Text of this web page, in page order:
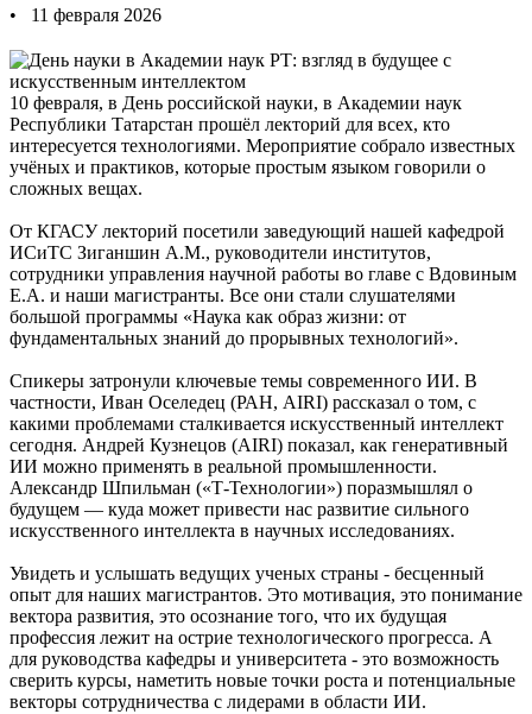
• 11 февраля 2026
10 февраля, в День российской науки, в Академии наук
Республики Татарстан прошёл лекторий для всех, кто
интересуется технологиями. Мероприятие собрало известных
учёных и практиков, которые простым языком говорили о
сложных вещах.
От КГАСУ лекторий посетили заведующий нашей кафедрой
ИСиТС Зиганшин А.М., руководители институтов,
сотрудники управления научной работы во главе с Вдовиным
Е.А. и наши магистранты. Все они стали слушателями
большой программы «Наука как образ жизни: от
фундаментальных знаний до прорывных технологий».
Спикеры затронули ключевые темы современного ИИ. В
частности, Иван Оселедец (РАН, AIRI) рассказал о том, с
какими проблемами сталкивается искусственный интеллект
сегодня. Андрей Кузнецов (AIRI) показал, как генеративный
ИИ можно применять в реальной промышленности.
Александр Шпильман («Т-Технологии») поразмышлял о
будущем — куда может привести нас развитие сильного
искусственного интеллекта в научных исследованиях.
Увидеть и услышать ведущих ученых страны - бесценный
опыт для наших магистрантов. Это мотивация, это понимание
вектора развития, это осознание того, что их будущая
профессия лежит на острие технологического прогресса. А
для руководства кафедры и университета - это возможность
сверить курсы, наметить новые точки роста и потенциальные
векторы сотрудничества с лидерами в области ИИ.